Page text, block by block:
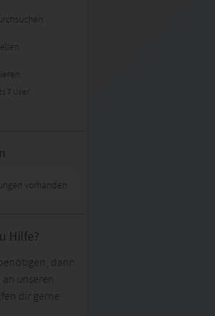
7 User!
vorhanden
Hilfe?
dann
unseren
dir gerne